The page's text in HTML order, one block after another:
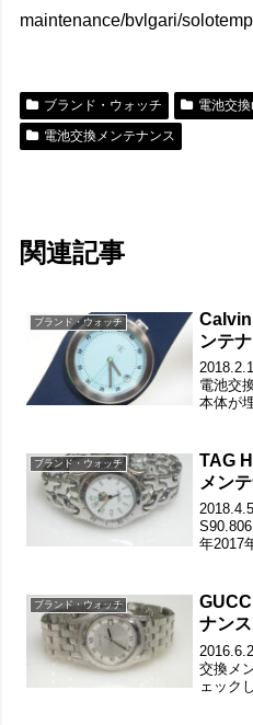
maintenance/bvlgari/
ブランド・ウォッチ
電池交
電池交換メンテナンス
関連記事
ブランド・ウォッチ
ンテ
電池交
本体が
形に切
ブランド・ウォッチ
TAG
メン
年2017
つ折れ
ブランド・ウォッチ
ナンス
交換メ
ェック